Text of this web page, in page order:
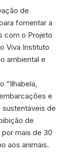
de
fomentar a
com o Projeto
Viva Instituto
ambiental e
“Ilhabela,
e
de
de
mais de 30
aos animais.